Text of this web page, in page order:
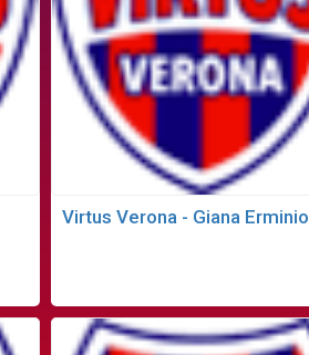
Virtus Verona - Giana Erminio